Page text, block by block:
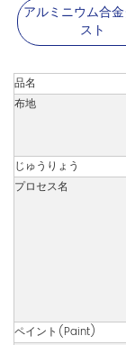
アルミニウム合
スト
品名
布地
じゅうりょう
プロセス名
ペイント(Paint)